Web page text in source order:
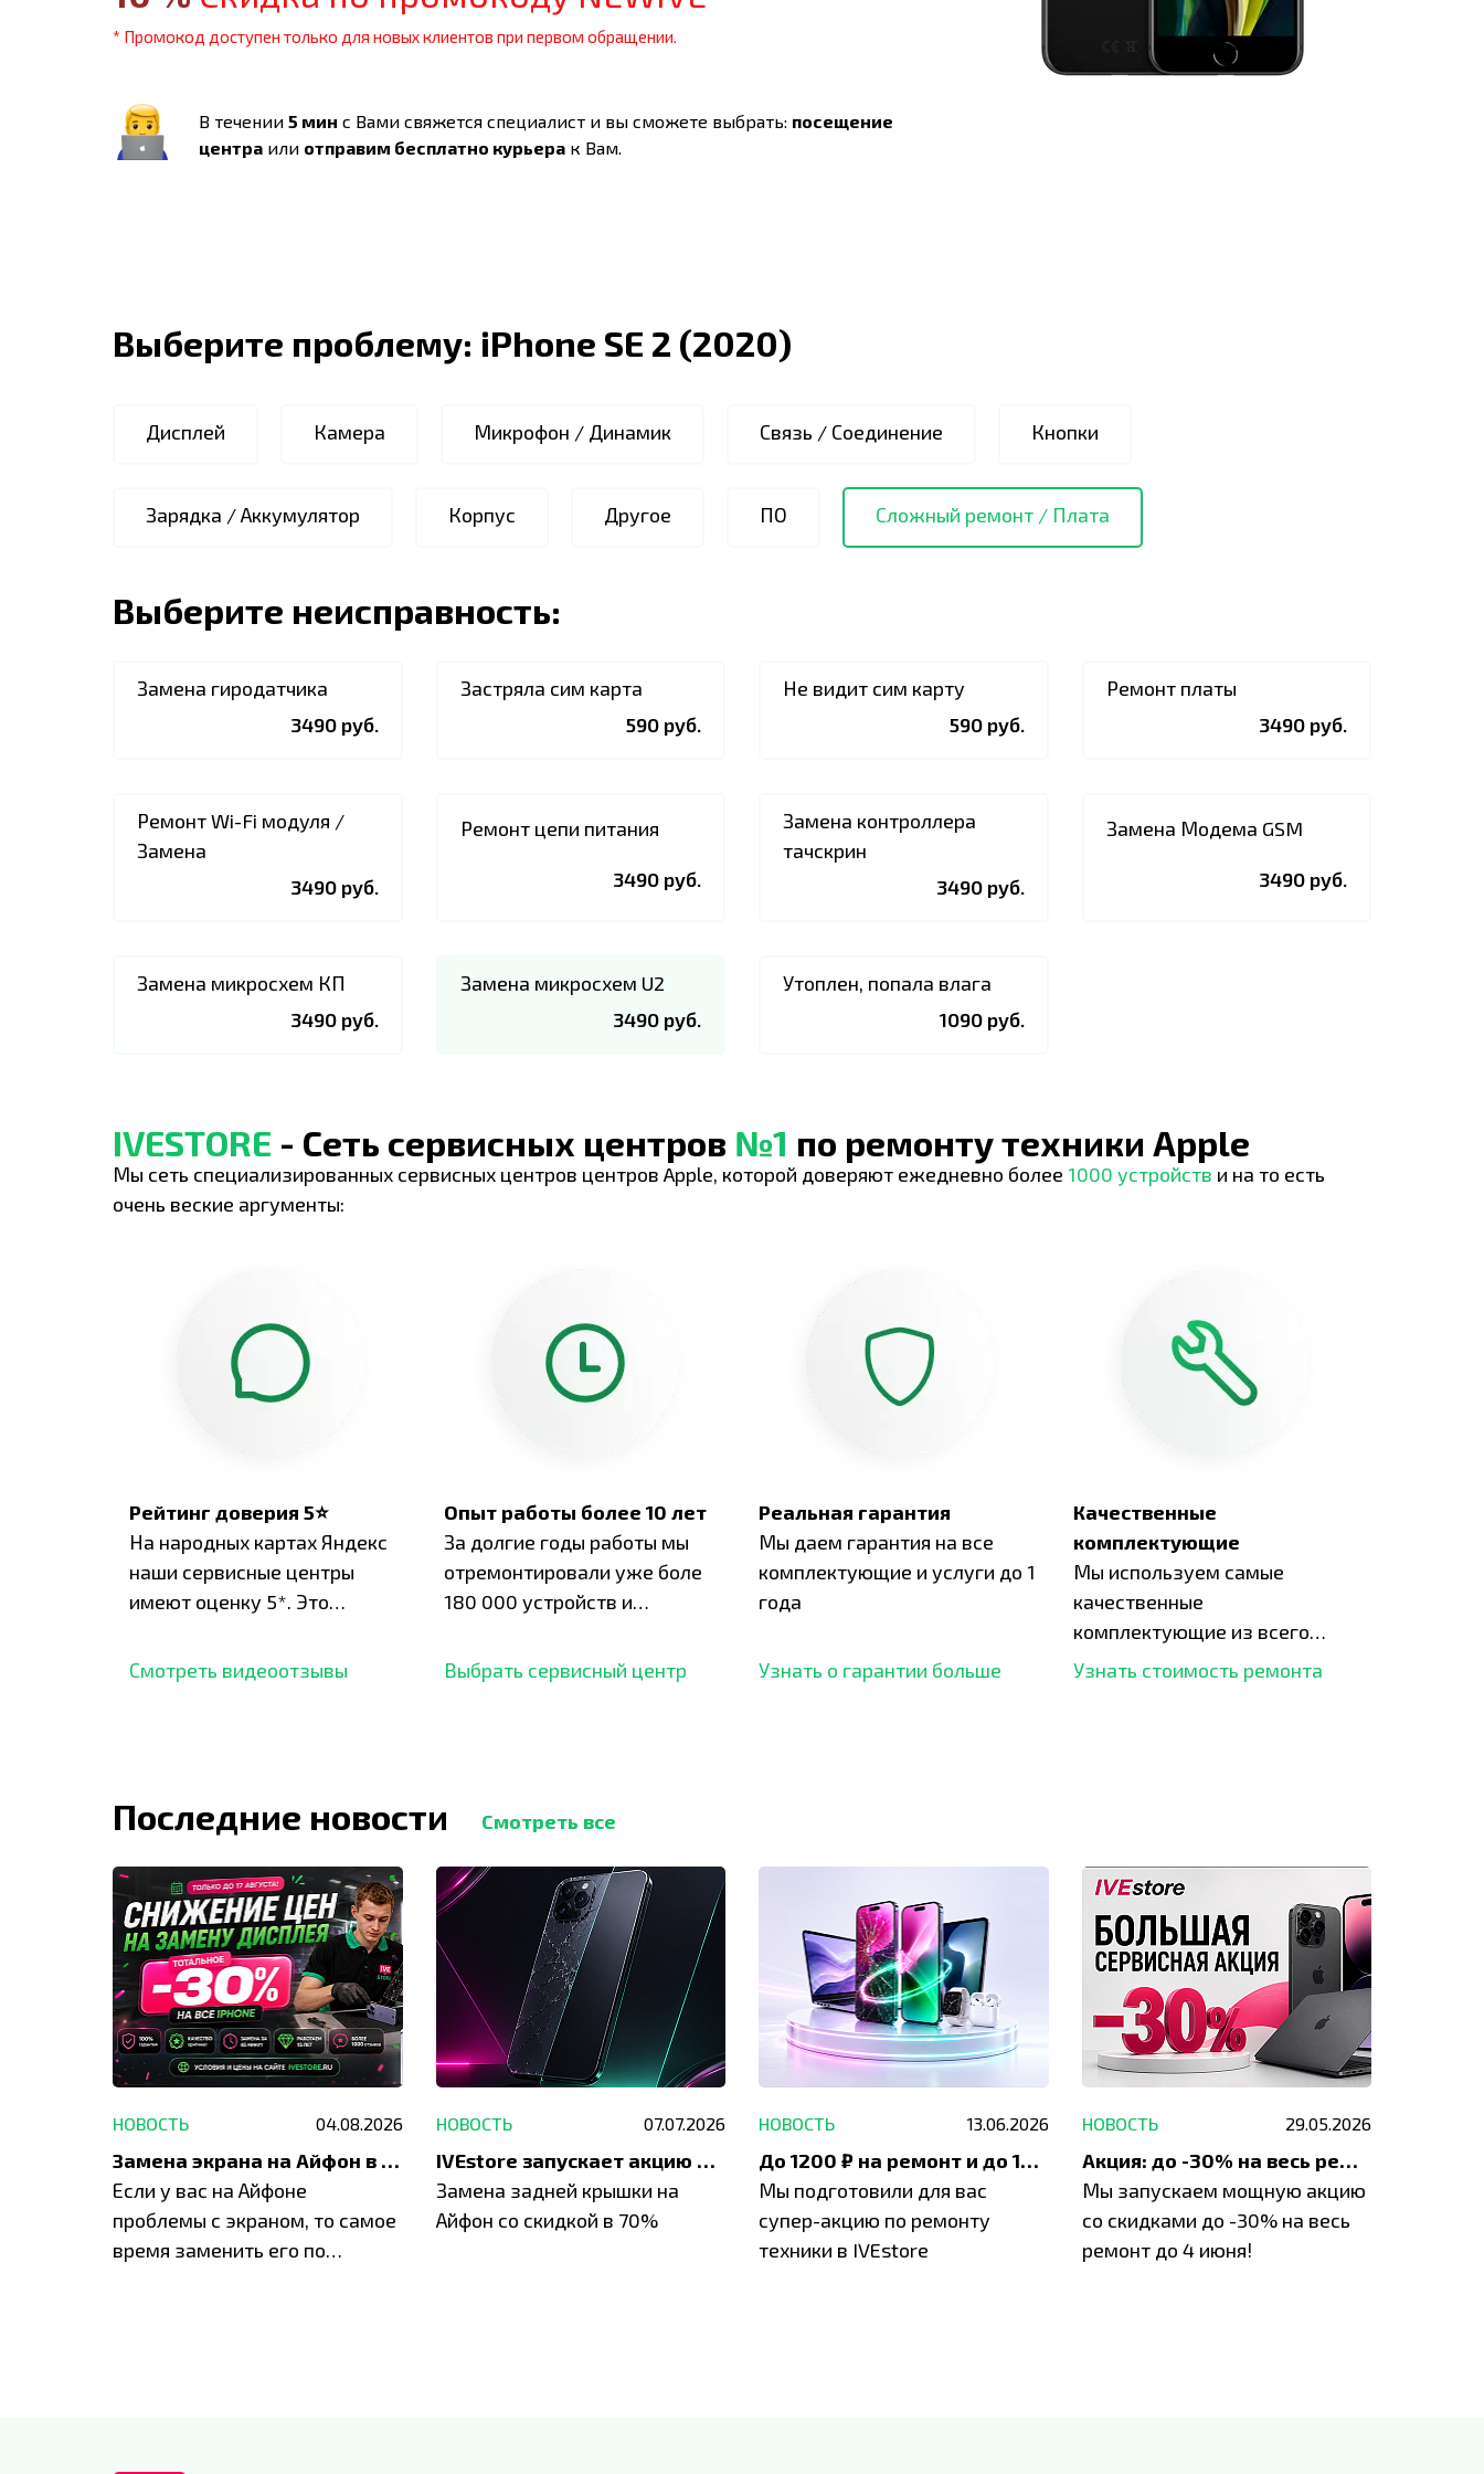
* Промокод доступен только для новых клиентов при первом обращении.
В течении 5 мин с Вами свяжется специалист и вы сможете выбрать: посещение
центра или отправим бесплатно курьера к Вам.
Выберите проблему: iPhone SE 2 (2020)
Дисплей Камера Микрофон / Динамик Связь / Соединение Кнопки
Зарядка / Аккумулятор Корпус Другое ПО Сложный ремонт / Плата
Выберите неисправность:
Замена гиродатчика
3490 руб.
Застряла сим карта
590 руб.
Не видит сим карту
590 руб.
Ремонт платы
3490 руб.
Ремонт Wi-Fi модуля /
Замена
3490 руб.
Ремонт цепи питания
3490 руб.
Замена контроллера
тачскрин
3490 руб.
Замена Модема GSM
3490 руб.
Замена микросхем КП
3490 руб.
Замена микросхем U2
3490 руб.
Утоплен, попала влага
1090 руб.
IVESTORE - Сеть сервисных центров №1 по ремонту техники Apple
Мы сеть специализированных сервисных центров центров Apple, которой доверяют ежедневно более 1000 устройств и на то есть
очень веские аргументы:
Рейтинг доверия 5⭐
На народных картах Яндекс
наши сервисные центры
имеют оценку 5*. Это
отзывов,
Смотреть видеоотзывы
Опыт работы более 10 лет
За долгие годы работы мы
отремонтировали уже боле
180 000 устройств и
опыт.
Выбрать сервисный центр
Реальная гарантия
Мы даем гарантия на все
комплектующие и услуги до 1
года
Узнать о гарантии больше
Качественные
комплектующие
Мы используем самые
качественные
комплектующие из всего
рынка и используем самое
Узнать стоимость ремонта
Последние новости Смотреть все
НОВОСТЬ 04.08.2026
Замена экрана на Айфон в Москве и Балашихе
Если у вас на Айфоне
проблемы с экраном, то самое
время заменить его по
НОВОСТЬ 07.07.2026
IVEstore запускает акцию на замену заднего стекла
Замена задней крышки на
Айфон со скидкой в 70%
НОВОСТЬ 13.06.2026
До 1200 ₽ на ремонт и до 1500 ₽ на покупку техники Apple
Мы подготовили для вас
супер-акцию по ремонту
техники в IVEstore
НОВОСТЬ 29.05.2026
Акция: до -30% на весь ремонт техники Apple
Мы запускаем мощную акцию
со скидками до -30% на весь
ремонт до 4 июня!